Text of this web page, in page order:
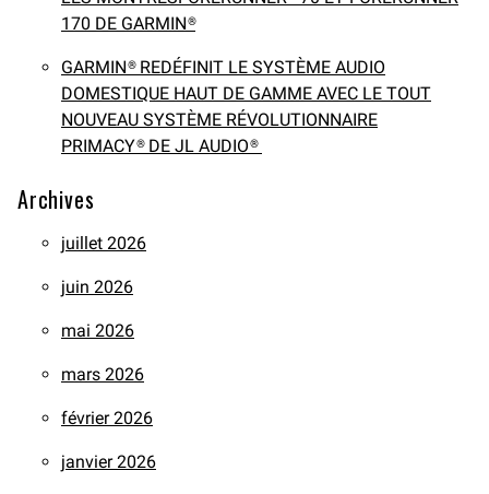
170 DE GARMIN®
GARMIN® REDÉFINIT LE SYSTÈME AUDIO
DOMESTIQUE HAUT DE GAMME AVEC LE TOUT
NOUVEAU SYSTÈME RÉVOLUTIONNAIRE
PRIMACY® DE JL AUDIO®
Archives
juillet 2026
juin 2026
mai 2026
mars 2026
février 2026
janvier 2026